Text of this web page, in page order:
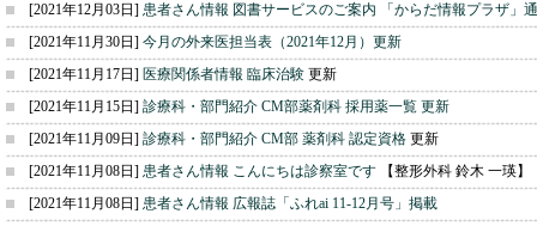
[2021年12月03日] 患者さん情報 図書サービスのご案内 「からだ情報プラザ」
[2021年11月30日] 今月の外来医担当表（2021年12月）更新
[2021年11月17日] 医療関係者情報 臨床治験 更新
[2021年11月15日] 診療科・部門紹介 CM部薬剤科 採用薬一覧 更新
[2021年11月09日] 診療科・部門紹介 CM部 薬剤科 認定資格 更新
[2021年11月08日] 患者さん情報 こんにちは診察室です 【整形外科 鈴木 一瑛】
[2021年11月08日] 患者さん情報 広報誌「ふれai 11-12月号」掲載